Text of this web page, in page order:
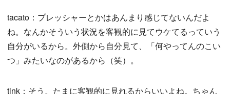
tacato：プレッシャーとかはあんまり感じてないんだよ
ね。なんかそういう状況を客観的に見てウケてるっていう
自分がいるから。外側から自分見て、「何やってんのこい
つ」みたいなのがあるから（笑）。
tink：そう。たまに客観的に見れるからいいよね。ちゃん